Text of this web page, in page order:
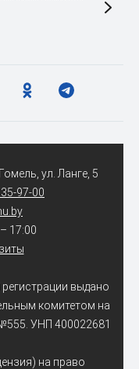
ул. Ланге, 5
97-00
17:00
выдано
комитетом на
УНП 400022681
на право